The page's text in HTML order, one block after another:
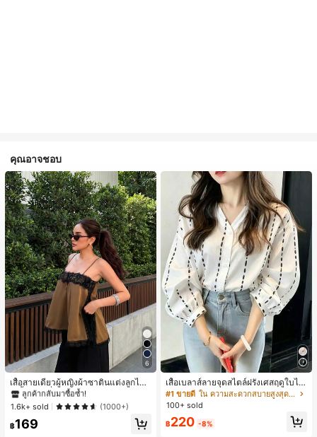
คุณอาจชอบ
6
เสื้อสายเดี่ยวผู้หญิงผ้าซาตินแต่งลูกไม้
- เสื้อสายเดี่ยวฤดูร้อนสีคากีมีรอยผ่าด้า
นข้างที่น่าดึงดูดแบบสบายๆ
#1 ขายดี
ใน สีกากี เสื้อสตรี เสื้อเบลาส์ & Tee
ลูกค้ากลับมาซื้อซ้ำ!
220+ พูดว่า "คุณภาพเนื้อผ้าดี"
#1 ขายดี
ใน สีกากี เสื้อสตรี เสื้อเบลาส์ & Tee
ลูกค้ากลับมาซื้อซ้ำ!
220+ พูดว่า "คุณภาพเนื้อผ้าดี"
#1 ขายดี
ใน สีกากี เสื้อสตรี เสื้อเบลาส์ & Tee
ลูกค้ากลับมาซื้อซ้ำ!
220+ พูดว่า "คุณภาพเนื้อผ้าดี"
#1 ขายดี
ลูกค้ากลับมาซื้อซ้ำ!
220+ พูดว่า "คุณภาพเนื้อผ้าดี"
1.6k+ sold (1000+)
฿169
เสื้อเบลาส์ลายจุดสไตล์ฝรั่งเศสฤดูใบไม้
ร่วง, ทรงเข้ารูป, แขนยาวคอวี, สไตล์ให
ม่ฤดูใบไม้ผลิ, ป้องกันแสงแดด, ใส่ไป
#1 ขายดี
ใน ความสะดวกสบายสูงสุด เสื้อสตรี เสื้อเบลาส์ & Tee
100+ sold
฿220 -8%